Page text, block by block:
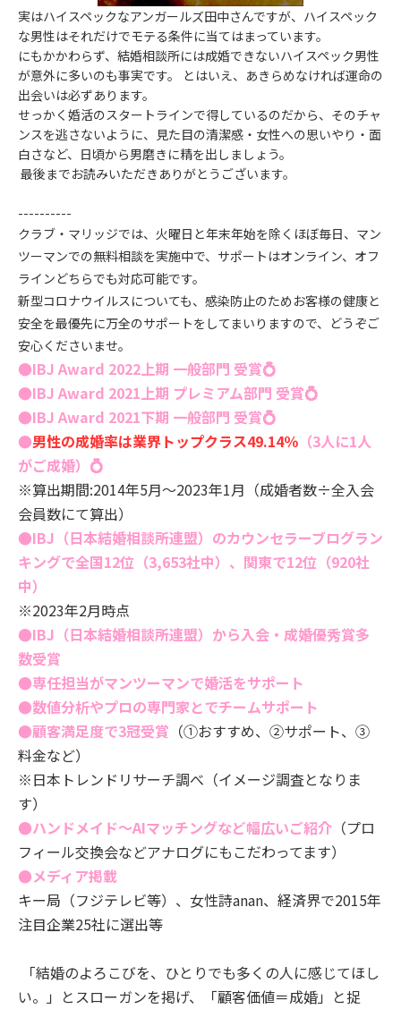
実はハイスペックなアンガールズ田中さんですが、ハイスペック
な男性はそれだけでモテる条件に当てはまっています。
にもかかわらず、結婚相談所には成婚できないハイスペック男性
が意外に多いのも事実です。 とはいえ、あきらめなければ運命の
出会いは必ずあります。
せっかく婚活のスタートラインで得しているのだから、そのチャ
ンスを逃さないように、見た目の清潔感・女性への思いやり・面
白さなど、日頃から男磨きに精を出しましょう。
最後までお読みいただきありがとうございます。
----------
クラブ・マリッジでは、火曜日と年末年始を除くほぼ毎日、マン
ツーマンでの無料相談を実施中で、サポートはオンライン、オフ
ラインどちらでも対応可能です。
新型コロナウイルスについても、感染防止のためお客様の健康と
安全を最優先に万全のサポートをしてまいりますので、どうぞご
安心くださいませ。
●IBJ Award 2022上期 一般部門 受賞💍
●IBJ Award 2021上期 プレミアム部門 受賞💍
●IBJ Award 2021下期 一般部門 受賞💍
●男性の成婚率は業界トップクラス49.14％ （3人に1人
がご成婚） 💍
※算出期間:2014年5月～2023年1月（成婚者数÷全入会
会員数にて算出）
●IBJ（日本結婚相談所連盟）のカウンセラーブログラン
キングで全国12位（3,653社中）、関東で12位（920社
中）
※2023年2月時点
●IBJ（日本結婚相談所連盟）から入会・成婚優秀賞多
数受賞
●専任担当がマンツーマンで婚活をサポート
●数値分析やプロの専門家とでチームサポート
●顧客満足度で3冠受賞 （①おすすめ、②サポート、③
料金など）
※日本トレンドリサーチ調べ（イメージ調査となりま
す）
●ハンドメイド～AIマッチングなど幅広いご紹介 （プロ
フィール交換会などアナログにもこだわってます）
●メディア掲載
キー局 （フジテレビ等）、女性詩anan、経済界で2015年
注目企業25社に選出等
「結婚のよろこびを、ひとりでも多くの人に感じてほし
い。」とスローガンを掲げ、「顧客価値＝成婚」と捉